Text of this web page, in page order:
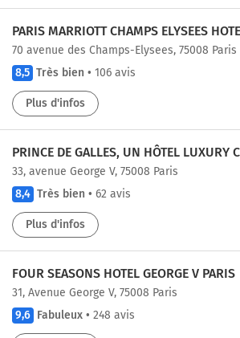
PARIS MARRIOTT CHAMPS ELYSEES
70 avenue des Champs-Elysees, 75008 Paris
8,5 Très bien • 106 avis
Plus d'infos
PRINCE DE GALLES, UN HÔTEL LUXURY
33, avenue George V, 75008 Paris
8,4 Très bien • 62 avis
Plus d'infos
FOUR SEASONS HOTEL GEORGE V PARIS
31, Avenue George V, 75008 Paris
9,6 Fabuleux • 248 avis